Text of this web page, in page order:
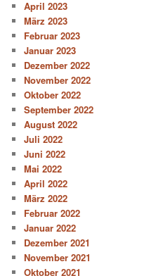
April 2023
März 2023
Februar 2023
Januar 2023
Dezember 2022
November 2022
Oktober 2022
September 2022
August 2022
Juli 2022
Juni 2022
Mai 2022
April 2022
März 2022
Februar 2022
Januar 2022
Dezember 2021
November 2021
Oktober 2021